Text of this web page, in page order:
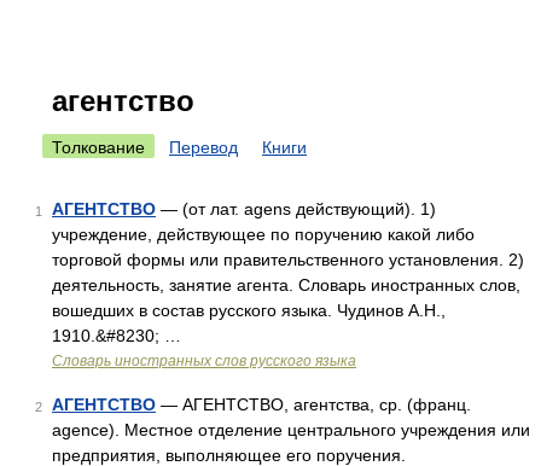
агентство
Толкование Перевод Книги
1 АГЕНТСТВО — (от лат. agens действующий). 1)
учреждение, действующее по поручению какой либо
торговой формы или правительственного установления. 2)
деятельность, занятие агента. Словарь иностранных слов,
вошедших в состав русского языка. Чудинов А.Н.,
1910.&#8230; …
Словарь иностранных слов русского языка
2 АГЕНТСТВО — АГЕНТСТВО, агентства, ср. (франц.
agence). Местное отделение центрального учреждения или
предприятия, выполняющее его поручения.